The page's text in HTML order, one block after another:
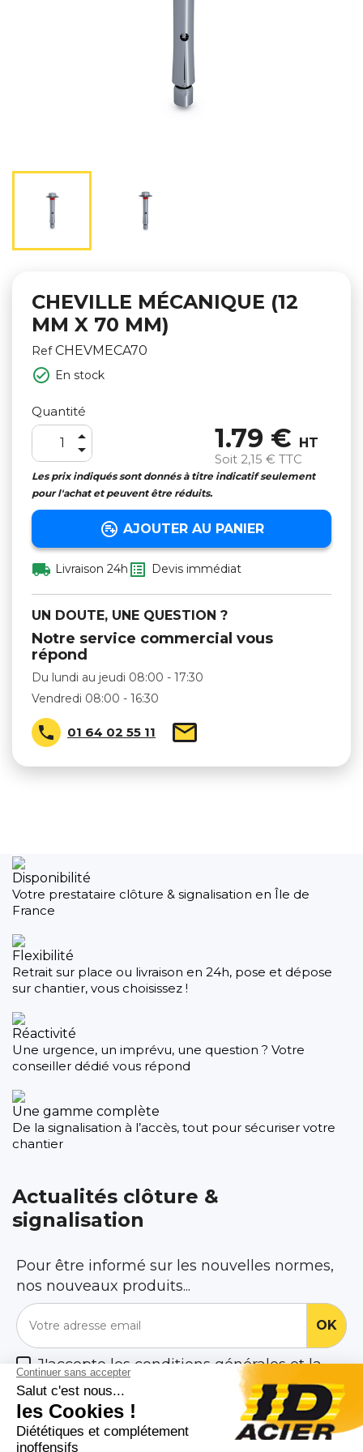
CHEVILLE MÉCANIQUE (12
MM X 70 MM)
Ref CHEVMECA70
 En stock
Quantité

 1.79 €
HT
Soit 2,15 € TTC
Les prix indiqués sont donnés à titre indicatif seulement
pour l'achat et peuvent être réduits.
 AJOUTER AU PANIER
 Livraison 24h  Devis immédiat
UN DOUTE, UNE QUESTION ?
Notre service commercial vous
répond
Du lundi au jeudi 08:00 - 17:30
Vendredi 08:00 - 16:30
 01 64 02 55 11
Disponibilité
Votre prestataire clôture & signalisation en Île de
France
Flexibilité
Retrait sur place ou livraison en 24h, pose et dépose
sur chantier, vous choisissez !
Réactivité
Une urgence, un imprévu, une question ? Votre
conseiller dédié vous répond
Une gamme complète
De la signalisation à l’accès, tout pour sécuriser votre
chantier
Actualités clôture &
signalisation
Pour être informé sur les nouvelles normes,
nos nouveaux produits...
J'accepte les conditions générales et la
politique de confidentialité
Nos Produits 